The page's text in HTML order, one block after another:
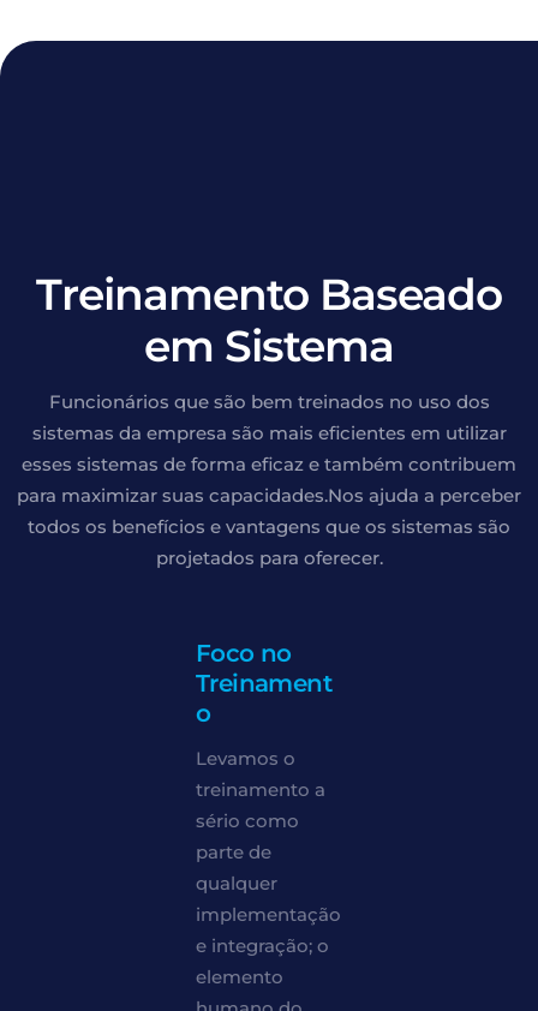
Treinamento Baseado
em Sistema
Funcionários que são bem treinados no uso dos
sistemas da empresa são mais eficientes em utilizar
esses sistemas de forma eficaz e também contribuem
para maximizar suas capacidades.Nos ajuda a perceber
todos os benefícios e vantagens que os sistemas são
projetados para oferecer.
Foco no
Treinament
o
Levamos o
treinamento a
sério como
parte de
qualquer
implementação
e integração; o
elemento